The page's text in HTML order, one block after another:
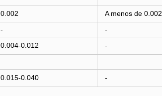
0.002 A menos de 0.002
- -
0.004-0.012 -
0.015-0.040 -